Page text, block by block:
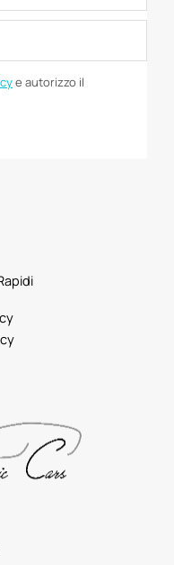
e autorizzo il